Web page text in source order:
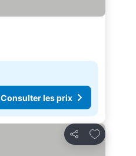
Consulter les prix
Partager
Ajouter à